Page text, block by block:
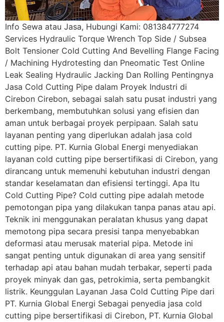
Info Sewa atau Jasa, Hubungi Kami: 081384777274
Services Hydraulic Torque Wrench Top Side / Subsea
Bolt Tensioner Cold Cutting And Bevelling Flange Facing
/ Machining Hydrotesting dan Pneomatic Test Online
Leak Sealing Hydraulic Jacking Dan Rolling Pentingnya
Jasa Cold Cutting Pipe dalam Proyek Industri di
Cirebon Cirebon, sebagai salah satu pusat industri yang
berkembang, membutuhkan solusi yang efisien dan
aman untuk berbagai proyek perpipaan. Salah satu
layanan penting yang diperlukan adalah jasa cold
cutting pipe. PT. Kurnia Global Energi menyediakan
layanan cold cutting pipe bersertifikasi di Cirebon, yang
dirancang untuk memenuhi kebutuhan industri dengan
standar keselamatan dan efisiensi tertinggi. Apa Itu
Cold Cutting Pipe? Cold cutting pipe adalah metode
pemotongan pipa yang dilakukan tanpa panas atau api.
Teknik ini menggunakan peralatan khusus yang dapat
memotong pipa secara presisi tanpa menyebabkan
deformasi atau merusak material pipa. Metode ini
sangat penting untuk digunakan di area yang sensitif
terhadap api atau bahan mudah terbakar, seperti pada
proyek minyak dan gas, petrokimia, serta pembangkit
listrik. Keunggulan Layanan Jasa Cold Cutting Pipe dari
PT. Kurnia Global Energi Sebagai penyedia jasa cold
cutting pipe bersertifikasi di Cirebon, PT. Kurnia Global